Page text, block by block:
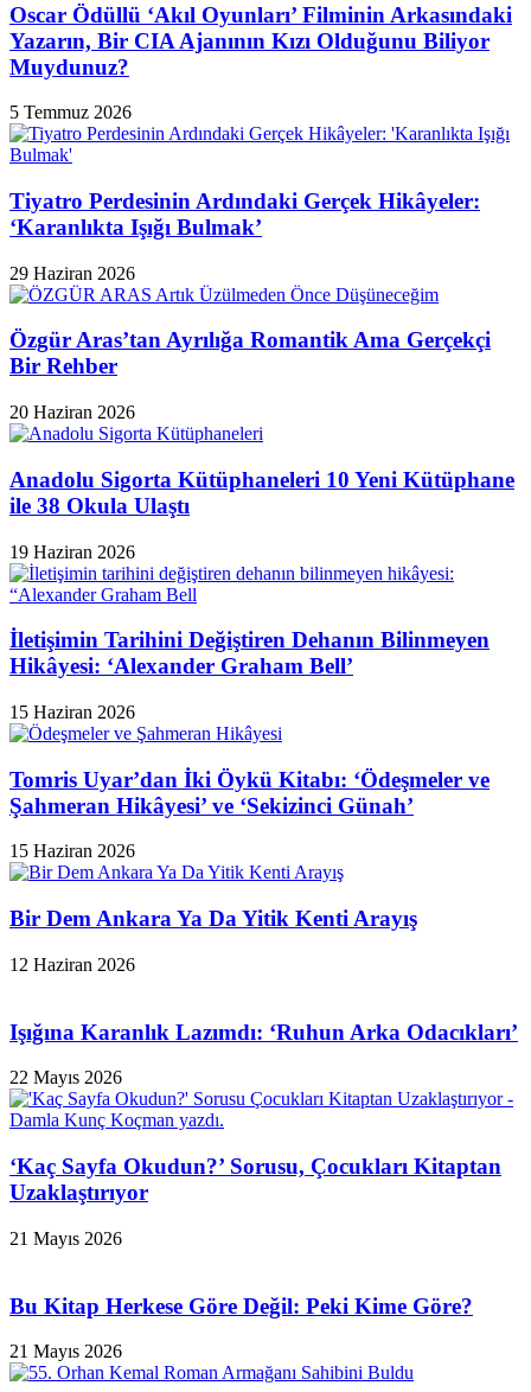
Oscar Ödüllü ‘Akıl Oyunları’ Filminin Arkasındaki
Yazarın, Bir CIA Ajanının Kızı Olduğunu Biliyor
Muydunuz?
5 Temmuz 2026
Tiyatro Perdesinin Ardındaki Gerçek Hikâyeler:
‘Karanlıkta Işığı Bulmak’
29 Haziran 2026
Özgür Aras’tan Ayrılığa Romantik Ama Gerçekçi
Bir Rehber
20 Haziran 2026
Anadolu Sigorta Kütüphaneleri 10 Yeni Kütüphane
ile 38 Okula Ulaştı
19 Haziran 2026
İletişimin Tarihini Değiştiren Dehanın Bilinmeyen
Hikâyesi: ‘Alexander Graham Bell’
15 Haziran 2026
Tomris Uyar’dan İki Öykü Kitabı: ‘Ödeşmeler ve
Şahmeran Hikâyesi’ ve ‘Sekizinci Günah’
15 Haziran 2026
Bir Dem Ankara Ya Da Yitik Kenti Arayış
12 Haziran 2026
Işığına Karanlık Lazımdı: ‘Ruhun Arka Odacıkları’
22 Mayıs 2026
‘Kaç Sayfa Okudun?’ Sorusu, Çocukları Kitaptan
Uzaklaştırıyor
21 Mayıs 2026
Bu Kitap Herkese Göre Değil: Peki Kime Göre?
21 Mayıs 2026